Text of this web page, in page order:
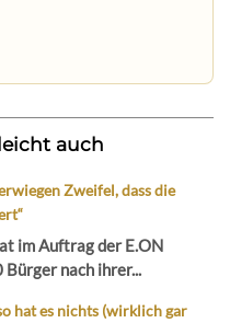
auch
Zweifel, dass die
im Auftrag der E.ON
nach ihrer...
hat es nichts (wirklich gar